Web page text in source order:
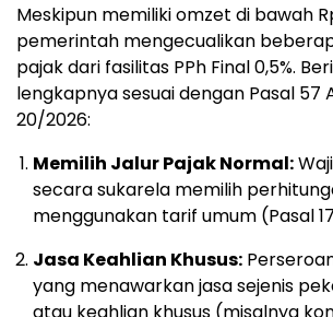
Meskipun memiliki omzet di bawah
pemerintah mengecualikan
pajak dari fasilitas PPh Final 0,5%.
lengkapnya sesuai dengan Pasal 57
20/2026:
Memilih Jalur Pajak Normal:
secara sukarela memilih
menggunakan tarif umum (Pasal
Jasa Keahlian Khusus:
yang menawarkan jasa sejenis
atau keahlian khusus (misalnya